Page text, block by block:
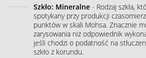
Szkło: Mineralne - Rodzaj szkła,
spotykany przy produkcji
punktów w skali Mohsa. Znacznie
zarysowania niż odpowiednik
jeśli chodzi o podatność na
szkło z korundu.